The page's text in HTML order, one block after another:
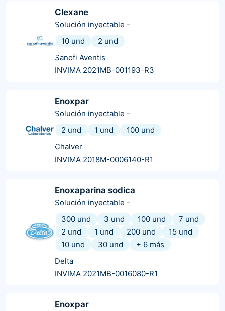
Clexane
Solución inyectable -
10 und
2 und
Sanofi Aventis
INVIMA 2021MB-001193-R3
Enoxpar
Solución inyectable -
2 und
1 und
100 und
Chalver
INVIMA 2018M-0006140-R1
Enoxaparina sodica
Solución inyectable -
300 und
3 und 100 und
7 und
2 und
1 und 200 und
15 und
10 und
30 und + 6 más
Delta
INVIMA 2021MB-0016080-R1
Enoxpar